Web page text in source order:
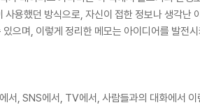
사용했던 방식으로, 자신이 접한 정보나 생각
으며, 이렇게 정리한 메모는 아이디어를 발전
서, SNS에서, TV에서, 사람들과의 대화에서